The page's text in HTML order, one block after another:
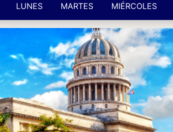
LUNES MARTES MIÉRCOLES